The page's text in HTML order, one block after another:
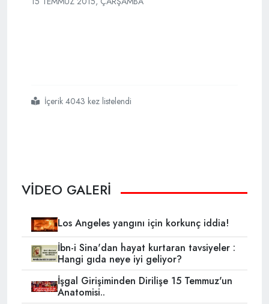
#kanada da
#ev
#fiyatları
#artmaya
#devam
#ediyorİçerik 4043 kez listelendi
VİDEO GALERİ
Los Angeles yangını için korkunç iddia!
İbn-i Sina'dan hayat kurtaran tavsiyeler :
Hangi gıda neye iyi geliyor?
İşgal Girişiminden Dirilişe 15 Temmuz'un
Anatomisi..